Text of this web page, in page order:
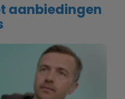
aanbiedingen